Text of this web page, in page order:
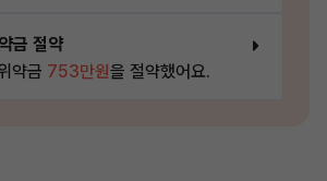
금 절약
약금 753만원을 절약했어요.